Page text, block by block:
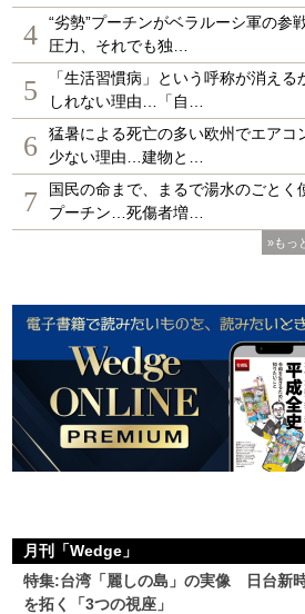
4
“劣勢”プーチンがベラルーシ軍の参
圧力、それでも独…
5
「生活習慣病」という呼称が消える
しれない理由…「自…
6
猛暑による死亡の多い欧州でエアコ
少ない理由…建物と…
7
国民の命まで、まるで湯水のごとく
プーチン…死傷者増…
»もっ
月刊「Wedge」
特集:台湾「麗しの島」の実像 日台新
を拓く「3つの視座」